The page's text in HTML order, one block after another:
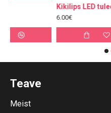
Kikilips LED tuledega
Teave
Meist